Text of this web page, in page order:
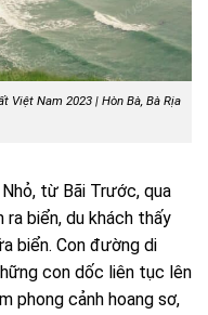
Việt Nam 2023 | Hòn Bà, Bà Rịa
từ Bãi Trước, qua
ra biển, du khách thấy
biển. Con đường di
con dốc liên tục lên
phong cảnh hoang sơ,